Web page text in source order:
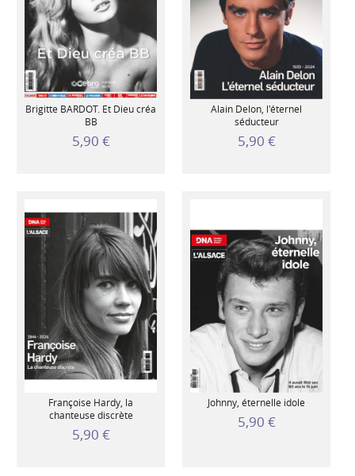
Brigitte BARDOT. Et Dieu créa
BB
5,90 €
Alain Delon, l'éternel
séducteur
5,90 €
Françoise Hardy, la
chanteuse discrète
5,90 €
Johnny, éternelle idole
5,90 €